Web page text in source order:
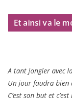
Et ainsi va le
A tant jon­gler avec
Un jour fau­dra bien
C’est son but et